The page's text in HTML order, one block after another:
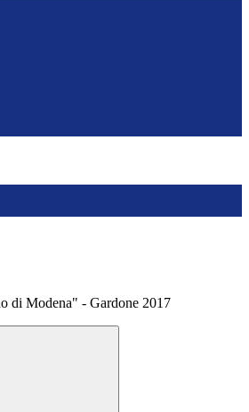
di Modena" - Gardone 2017